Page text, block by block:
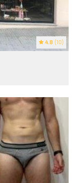
4.8 (10)